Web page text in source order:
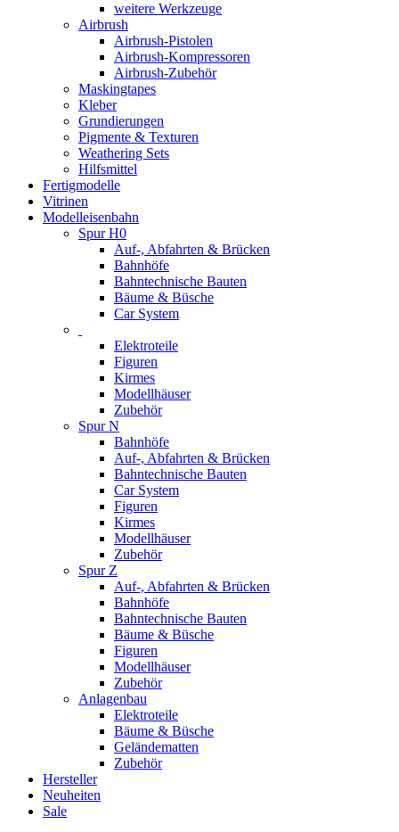
weitere Werkzeuge
Airbrush
Airbrush-Pistolen
Airbrush-Kompressoren
Airbrush-Zubehör
Maskingtapes
Kleber
Grundierungen
Pigmente & Texturen
Weathering Sets
Hilfsmittel
Fertigmodelle
Vitrinen
Modelleisenbahn
Spur H0
Auf-, Abfahrten & Brücken
Bahnhöfe
Bahntechnische Bauten
Bäume & Büsche
Car System
Elektroteile
Figuren
Kirmes
Modellhäuser
Zubehör
Spur N
Bahnhöfe
Auf-, Abfahrten & Brücken
Bahntechnische Bauten
Car System
Figuren
Kirmes
Modellhäuser
Zubehör
Spur Z
Auf-, Abfahrten & Brücken
Bahnhöfe
Bahntechnische Bauten
Bäume & Büsche
Figuren
Modellhäuser
Zubehör
Anlagenbau
Elektroteile
Bäume & Büsche
Geländematten
Zubehör
Hersteller
Neuheiten
Sale